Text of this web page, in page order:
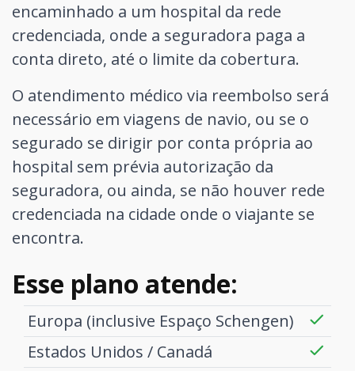
encaminhado a um hospital da rede
credenciada, onde a seguradora paga a
conta direto, até o limite da cobertura.
O atendimento médico via reembolso será
necessário em viagens de navio, ou se o
segurado se dirigir por conta própria ao
hospital sem prévia autorização da
seguradora, ou ainda, se não houver rede
credenciada na cidade onde o viajante se
encontra.
Esse plano atende:
Europa (inclusive Espaço Schengen)
Estados Unidos / Canadá